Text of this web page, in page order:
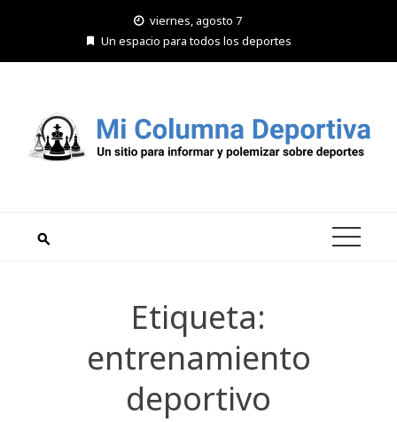
viernes, agosto 7
Un espacio para todos los deportes
Etiqueta:
entrenamiento
deportivo